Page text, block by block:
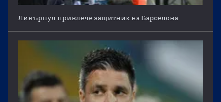
Ливърпул привлече защитник на Барселона